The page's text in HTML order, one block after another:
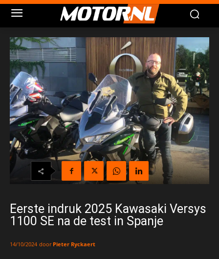
Eerste indruk 2025 Kawasaki Versys
1100 SE na de test in Spanje
14/10/2024 door Pieter Ryckaert